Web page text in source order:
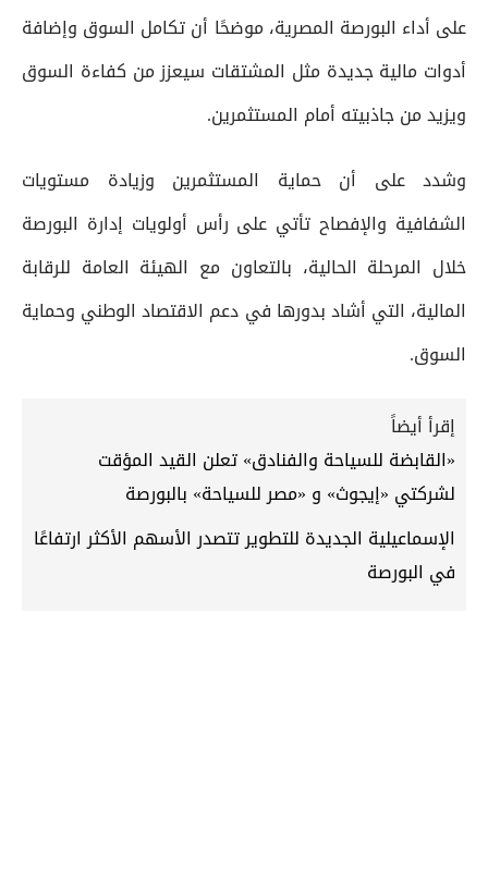
على أداء البورصة المصرية، موضحًا أن تكامل السوق وإضافة
أدوات مالية جديدة مثل المشتقات سيعزز من كفاءة السوق
ويزيد من جاذبيته أمام المستثمرين.
وشدد على أن حماية المستثمرين وزيادة مستويات
الشفافية والإفصاح تأتي على رأس أولويات إدارة البورصة
خلال المرحلة الحالية، بالتعاون مع الهيئة العامة للرقابة
المالية، التي أشاد بدورها في دعم الاقتصاد الوطني وحماية
السوق.
إقرأ أيضاً
«القابضة للسياحة والفنادق» تعلن القيد المؤقت
لشركتي «إيجوث» و «مصر للسياحة» بالبورصة
الإسماعيلية الجديدة للتطوير تتصدر الأسهم الأكثر ارتفاعًا
في البورصة